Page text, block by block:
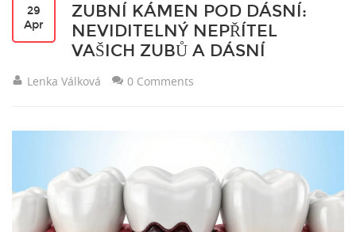
29
Apr
ZUBNÍ KÁMEN POD DÁSNÍ:
NEVIDITELNÝ NEPŘÍTEL
VAŠICH ZUBŮ A DÁSNÍ
Lenka Válková 0 Comments